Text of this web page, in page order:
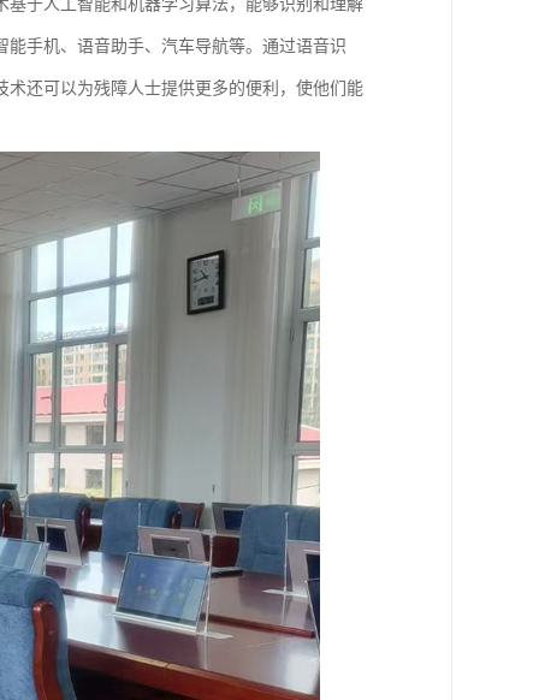
于人工智能和机器学习算法，能够识别和理解
手机、语音助手、汽车导航等。通过语音识
还可以为残障人士提供更多的便利，使他们能